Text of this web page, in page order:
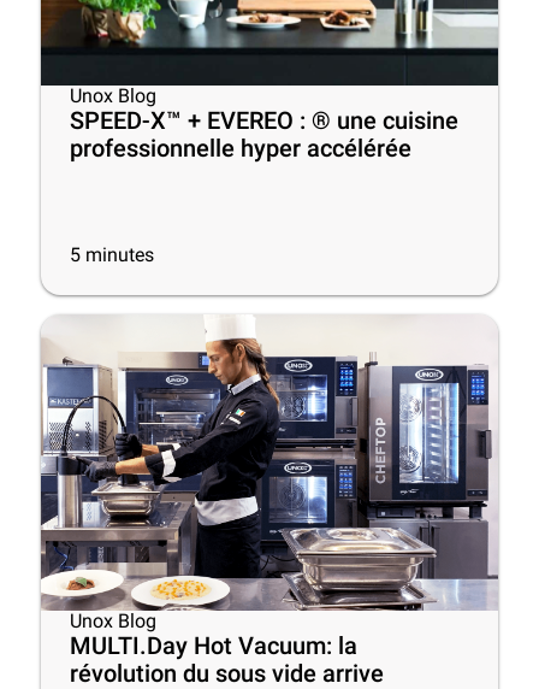
Unox Blog
SPEED-X™ + EVEREO : ® une cuisine
professionnelle hyper accélérée
5 minutes
Unox Blog
MULTI.Day Hot Vacuum: la
révolution du sous vide arrive